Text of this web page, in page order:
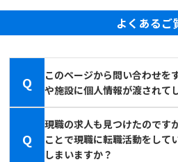
よくあるご
Q
このページから問い合わせを
や施設に個人情報が渡されて
Q
現職の求人も見つけたのです
ことで現職に転職活動をして
しまいますか？